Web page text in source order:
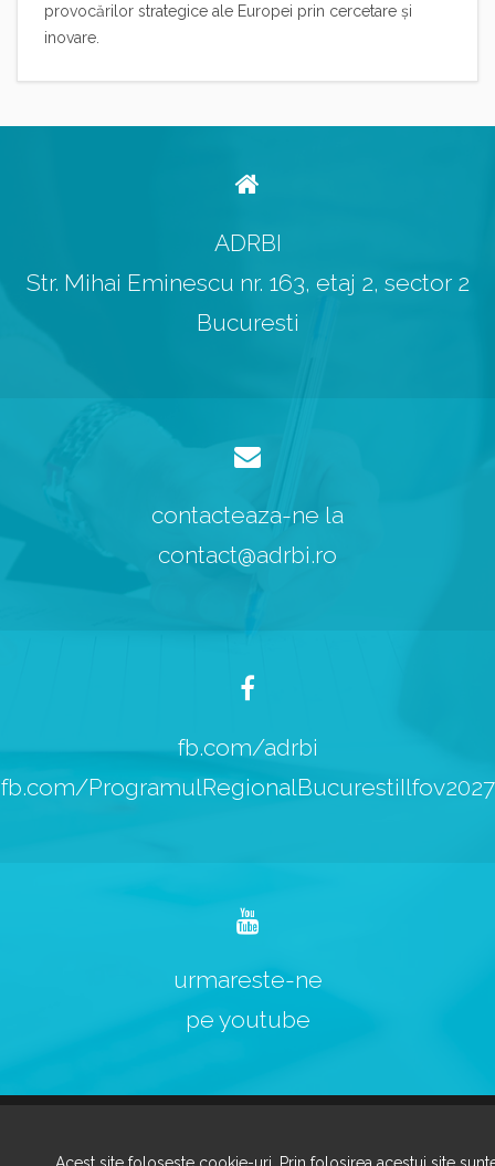
provocărilor strategice ale Europei prin cercetare și
inovare.
ADRBI
Str. Mihai Eminescu nr. 163, etaj 2, sector 2
Bucuresti
contacteaza-ne la
contact@adrbi.ro
fb.com/adrbi
fb.com/ProgramulRegionalBucurestiIlfov2027
urmareste-ne
pe youtube
Acest site foloseste cookie-uri. Prin folosirea acestui site